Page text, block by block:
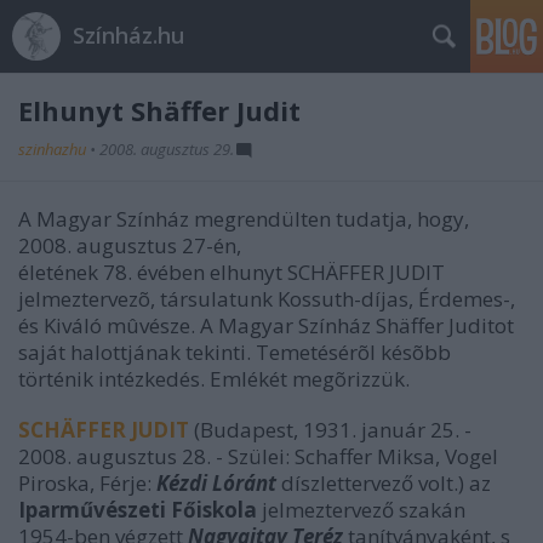
Színház.hu
Elhunyt Shäffer Judit
szinhazhu • 2008. augusztus 29.
A Magyar Színház megrendülten tudatja, hogy,
2008. augusztus 27-én,
életének 78. évében elhunyt SCHÄFFER JUDIT
jelmeztervezõ, társulatunk Kossuth-díjas, Érdemes-,
és Kiváló mûvésze. A Magyar Színház Shäffer Juditot
saját halottjának tekinti. Temetésérõl késõbb
történik intézkedés. Emlékét megõrizzük.
SCHÄFFER JUDIT (Budapest, 1931. január 25. -
2008. augusztus 28. - Szülei: Schaffer Miksa, Vogel
Piroska, Férje: Kézdi Lóránt díszlettervező volt.) az
Iparművészeti Főiskola jelmeztervező szakán
1954-ben végzettNagyajtay Teréz tanítványaként, s